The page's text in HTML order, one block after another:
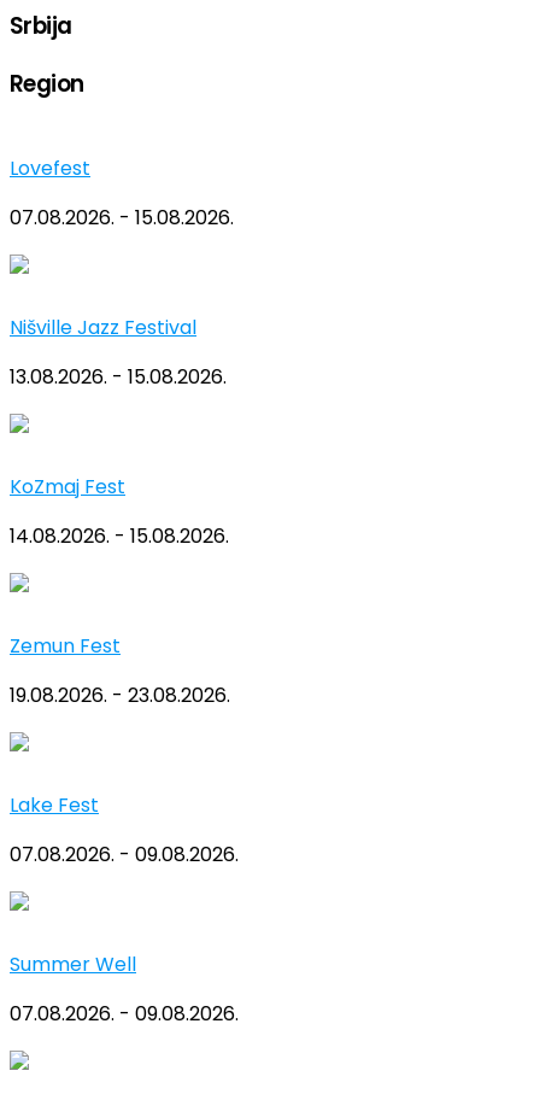
Srbija
Region
Lovefest
07.08.2026. - 15.08.2026.
Nišville Jazz Festival
13.08.2026. - 15.08.2026.
KoZmaj Fest
14.08.2026. - 15.08.2026.
Zemun Fest
19.08.2026. - 23.08.2026.
Lake Fest
07.08.2026. - 09.08.2026.
Summer Well
07.08.2026. - 09.08.2026.